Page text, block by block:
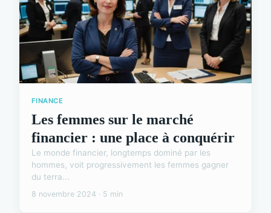
FINANCE
Les femmes sur le marché
financier : une place à conquérir
Le monde financier, longtemps dominé par les
hommes, voit progressivement les femmes gagner
du terra...
8 novembre 2024 · 5 min